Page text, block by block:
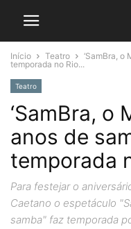
Início Teatro
‘SamBra, o
temporada no Rio...
Teatro
‘SamBra, o
anos de
temporada
Para festejar o
Caetano o espetáculo
samba" faz temporada